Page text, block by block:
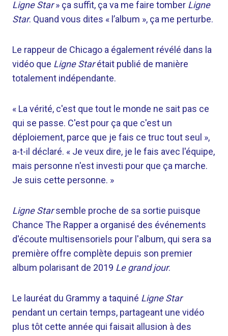
Ligne Star» ça suffit, ça va me faire tomber Ligne
Star. Quand vous dites « l’album », ça me perturbe.
Le rappeur de Chicago a également révélé dans la
vidéo que Ligne Starétait publié de manière
totalement indépendante.
« La vérité, c'est que tout le monde ne sait pas ce
qui se passe. C'est pour ça que c'est un
déploiement, parce que je fais ce truc tout seul »,
a-t-il déclaré. « Je veux dire, je le fais avec l'équipe,
mais personne n'est investi pour que ça marche.
Je suis cette personne. »
Ligne Starsemble proche de sa sortie puisque
Chance The Rapper a organisé des événements
d'écoute multisensoriels pour l'album, qui sera sa
première offre complète depuis son premier
album polarisant de 2019 Le grand jour.
Le lauréat du Grammy a taquiné Ligne Star
pendant un certain temps, partageant une vidéo
plus tôt cette année qui faisait allusion à des